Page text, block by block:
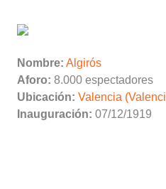
Nombre: Algirós
Aforo: 8.000 espectadores
Ubicación: Valencia
Inauguración: 07/12/1919